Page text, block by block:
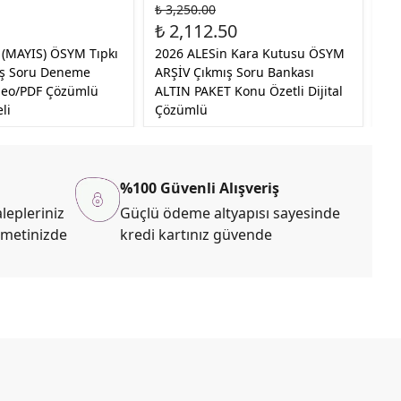
ÖSYM Tıpkı
Soru Deneme
PDF Çözümlü
₺ 3,250.00
₺ 2,112.50
2026 ALESin Kara Kutusu ÖSYM
ARŞİV Çıkmış Soru Bankası
ALTIN PAKET Konu Özetli Dijital
Çözümlü
%100 Güvenli Alışveriş
Güçlü ödeme altyapısı sayesinde
kredi kartınız güvende